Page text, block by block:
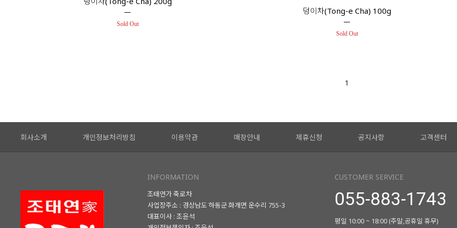
Sold Out
덩이차(Tong-e Cha) 100g
Sold Out
1
회사소개 개인정보처리방침 이용약관 매장안내 제휴신청 공지사항 고객센터
INFORMATION
조태연가 죽로차
사업장주소 : 경상남도 하동군 화개면 운수리 755-3
대표이사 : 조윤석
CUSTOMER SERVICE
055-883-1743
평일 10:00 ~ 18:00 (주말,공휴일 휴무)